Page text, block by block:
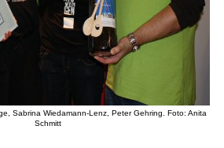
Sabrina Wiedamann-Lenz, Peter Gehring. Foto: Anita
Schmitt